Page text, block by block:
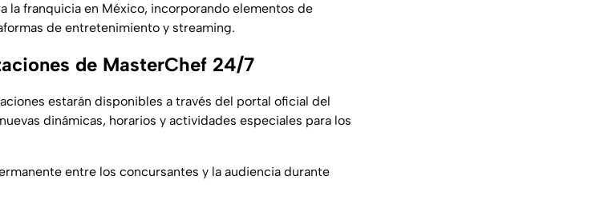
la franquicia en México, incorporando elementos de
de entretenimiento y streaming.
de MasterChef 24/7
estarán disponibles a través del portal oficial del
dinámicas, horarios y actividades especiales para los
entre los concursantes y la audiencia durante